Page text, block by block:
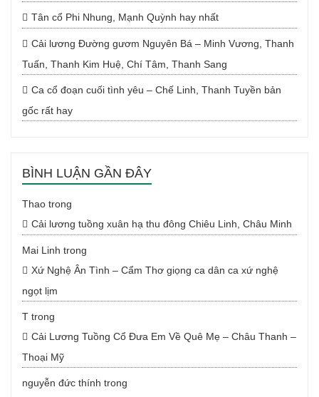
Tân cổ Phi Nhung, Mạnh Quỳnh hay nhất
Cải lương Đường gươm Nguyên Bá – Minh Vương, Thanh
Tuấn, Thanh Kim Huệ, Chí Tâm, Thanh Sang
Ca cổ đoạn cuối tình yêu – Chế Linh, Thanh Tuyền bản
gốc rất hay
BÌNH LUẬN GẦN ĐÂY
Thao trong
Cải lương tuồng xuân hạ thu đông Chiêu Linh, Châu Minh
Mai Linh trong
Xứ Nghệ Ân Tình – Cẩm Thơ giọng ca dân ca xứ nghệ
ngọt lịm
T trong
Cải Lương Tuồng Cổ Đưa Em Về Quê Mẹ – Châu Thanh –
Thoại Mỹ
nguyễn đức thính trong